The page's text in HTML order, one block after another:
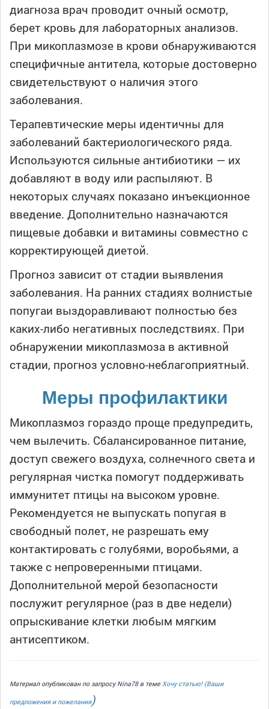
диагноза врач проводит очный осмотр,
берет кровь для лабораторных анализов.
При микоплазмозе в крови обнаруживаются
специфичные антитела, которые достоверно
свидетельствуют о наличия этого
заболевания.
Терапевтические меры идентичны для
заболеваний бактериологического ряда.
Используются сильные антибиотики — их
добавляют в воду или распыляют. В
некоторых случаях показано инъекционное
введение. Дополнительно назначаются
пищевые добавки и витамины совместно с
корректирующей диетой.
Прогноз зависит от стадии выявления
заболевания. На ранних стадиях волнистые
попугаи выздоравливают полностью без
каких-либо негативных последствиях. При
обнаружении микоплазмоза в активной
стадии, прогноз условно-неблагоприятный.
Меры профилактики
Микоплазмоз гораздо проще предупредить,
чем вылечить. Сбалансированное питание,
доступ свежего воздуха, солнечного света и
регулярная чистка помогут поддерживать
иммунитет птицы на высоком уровне.
Рекомендуется не выпускать попугая в
свободный полет, не разрешать ему
контактировать с голубями, воробьями, а
также с непроверенными птицами.
Дополнительной мерой безопасности
послужит регулярное (раз в две недели)
опрыскивание клетки любым мягким
антисептиком.
Материал опубликован по запросуNina78в теме Хочу статью! (Ваши
предложения и пожелания)